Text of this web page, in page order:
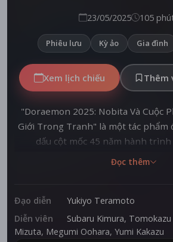
23/05/2025 105
Phiêu lưu Kỳ ảo Gia đình
Xem lịch chiếu Thêm
"Doraemon 2025: Nobita Và Cuộc
Giới Trong Tranh" là một tác phẩm
dấu cột mốc 45 năm hành
"Doraemon the Movie". Trong
này, Doraemon cùng Nobita và
Trung cổ - nơi họ khám phá một thế
và phép thuật. Tại đây, nhóm bạn
đứa trẻ đến từ vương quốc Artoria
Đọc thêm
Đạo diễn
Yukiyo Teramoto
Diễn viên
Subaru Kimura, Tomokazu
Mizuta, Megumi Oohara, Yumi Kakazu